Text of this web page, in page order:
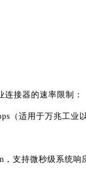
接器的速率限制：
（适用于万兆工业
，支持微秒级系统响